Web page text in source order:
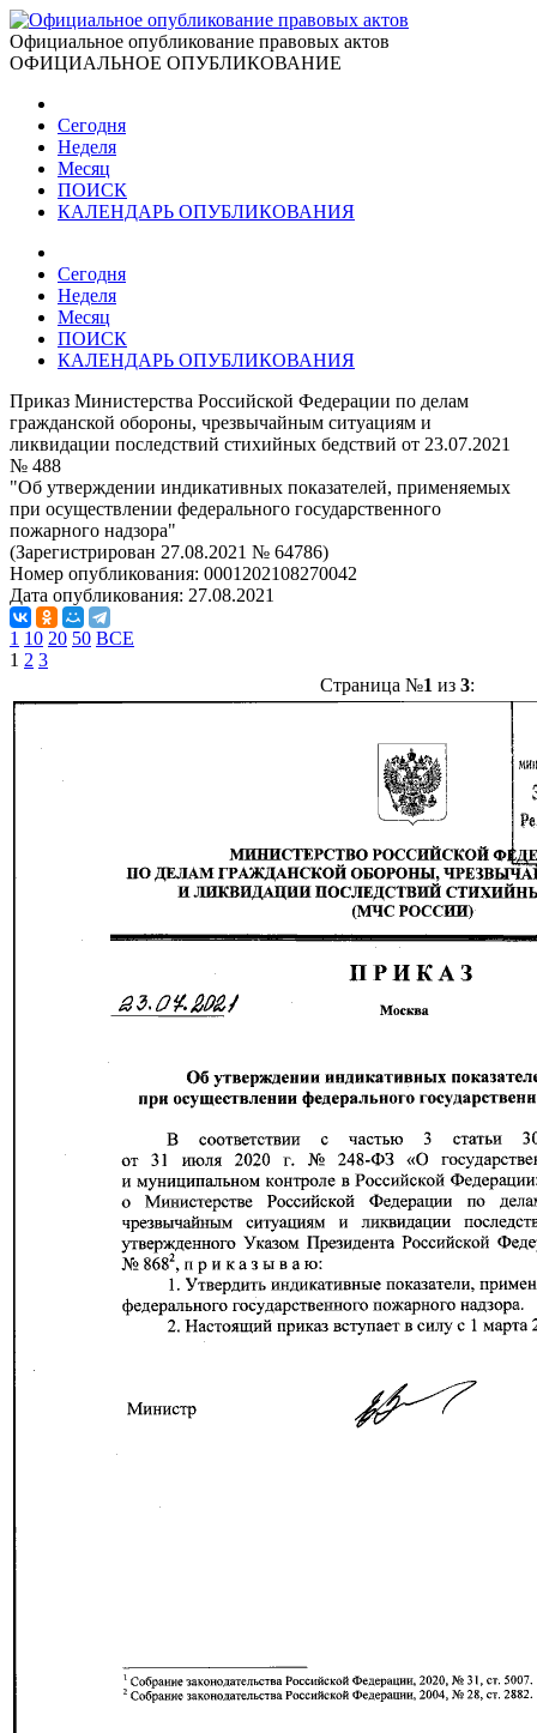
Официальное опубликование правовых актов
ОФИЦИАЛЬНОЕ ОПУБЛИКОВАНИЕ
Сегодня
Неделя
Месяц
ПОИСК
КАЛЕНДАРЬ ОПУБЛИКОВАНИЯ
Сегодня
Неделя
Месяц
ПОИСК
КАЛЕНДАРЬ ОПУБЛИКОВАНИЯ
Приказ Министерства Российской Федерации по делам
гражданской обороны, чрезвычайным ситуациям и
ликвидации последствий стихийных бедствий от 23.07.2021
№ 488
"Об утверждении индикативных показателей, применяемых
при осуществлении федерального государственного
пожарного надзора"
(Зарегистрирован 27.08.2021 № 64786)
Номер опубликования: 0001202108270042
Дата опубликования: 27.08.2021
1 10 20 50 ВСЕ
1 2 3
Страница №1 из 3: